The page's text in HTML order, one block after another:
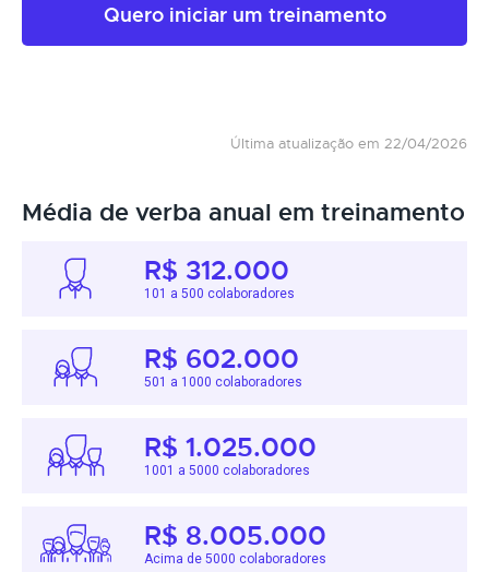
Quero iniciar um treinamento
Última atualização em 22/04/2026
Média de verba anual em treinamento
R$ 312.000
101 a 500 colaboradores
R$ 602.000
501 a 1000 colaboradores
R$ 1.025.000
1001 a 5000 colaboradores
R$ 8.005.000
Acima de 5000 colaboradores